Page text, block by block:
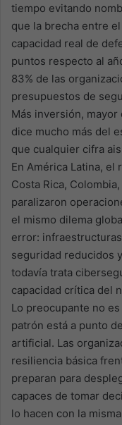
tiempo evitando
que la brecha entre
capacidad real de
puntos respecto al
83% de las
presupuestos de
Más inversión,
dice mucho más del
que cualquier cifra
En América Latina,
Costa Rica,
paralizaron
el mismo dilema
error:
seguridad reducidos
todavía trata
capacidad crítica del
Lo preocupante no
patrón está a punto
artificial. Las
resiliencia básica
preparan para
capaces de tomar
lo hacen con la